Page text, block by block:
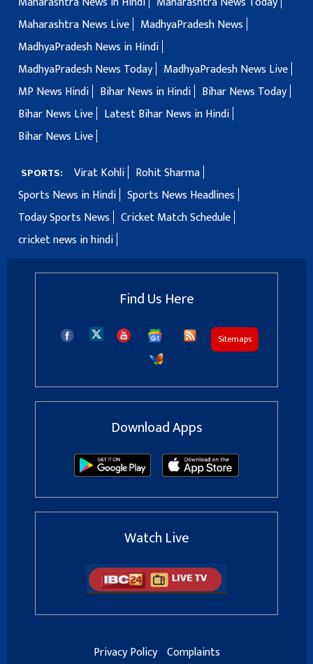
Maharashtra News Live
MadhyaPradesh News
MadhyaPradesh News in Hindi
MadhyaPradesh News Today
MadhyaPradesh News Live
MP News Hindi
Bihar News in Hindi
Bihar News Today
Bihar News Live
Latest Bihar News in Hindi
Bihar News Live
SPORTS: Virat Kohli
Rohit Sharma
Sports News in Hindi Sports News Headlines
Today Sports News
Cricket Match Schedule
cricket news in hindi
Find Us Here
Sitemaps
Download Apps
Watch Live
Privacy Policy Complaints